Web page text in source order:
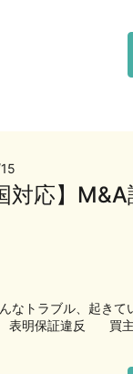
対応】
なトラブル、起き
証違反 買主から